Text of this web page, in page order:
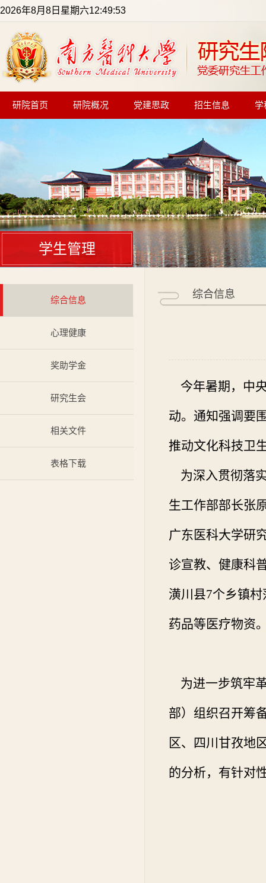
2026年8月8日星期六12:49:54
研院首页 研院概况 党建思政 招生信息 学
学生管理
综合信息
心理健康
奖助学金
研究生会
相关文件
表格下载
综合信息
今年暑期，中
动。通知强调要
推动文化科技卫
为深入贯彻落
生工作部部长张
广东医科大学研
诊宣教、健康科
潢川县7个乡镇
药品等医疗物资
为进一步筑牢
部）组织召开筹
区、四川甘孜地
的分析，有针对